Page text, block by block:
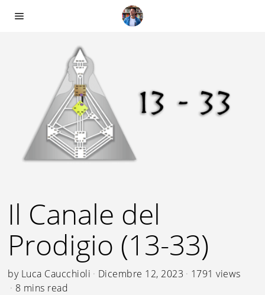
Il Canale del
Prodigio (13-33)
by Luca Caucchioli Dicembre 12, 2023
1791 views
8 mins read